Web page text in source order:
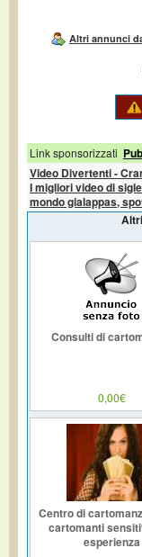
Altri annunci
Link sponsorizzati
Video Divertenti -
I migliori video di
mondo gialappas,
Consulti di
0,00€
Centro di
cartomanti
esperienza